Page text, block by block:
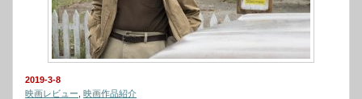
2019-3-8
映画レビュー 映画作品紹介